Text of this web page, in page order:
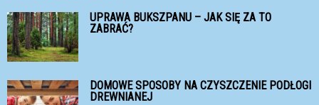
UPRAWA BUKSZPANU – JAK SIĘ ZA TO
ZABRAĆ?
DOMOWE SPOSOBY NA CZYSZCZENIE PODŁOGI
DREWNIANEJ